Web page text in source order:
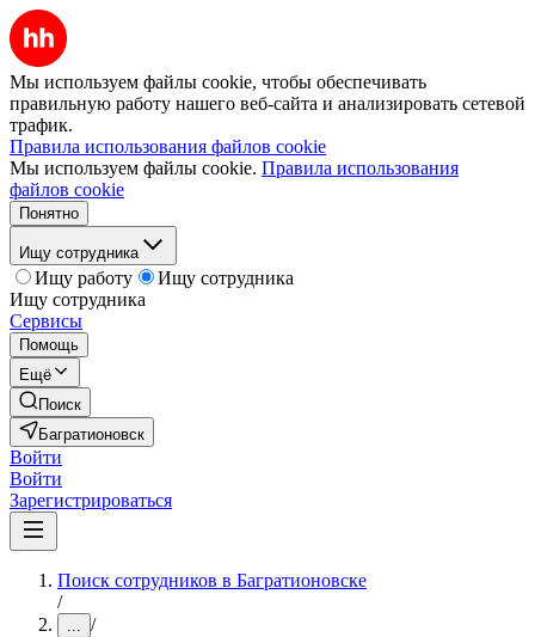
Мы используем файлы cookie, чтобы обеспечивать
правильную работу нашего веб-сайта и анализировать сетевой
трафик.
Правила использования файлов cookie
Мы используем файлы cookie. Правила использования
файлов cookie
Понятно
Ищу сотрудника
Ищу работу
Ищу сотрудника
Ищу сотрудника
Сервисы
Помощь
Ещё
Поиск
Багратионовск
Войти
Войти
Зарегистрироваться
Поиск сотрудников в Багратионовске
/
... /